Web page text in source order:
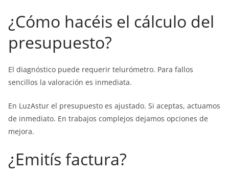
¿Cómo hacéis el cálculo del
presupuesto?
El diagnóstico puede requerir telurómetro. Para fallos
sencillos la valoración es inmediata.
En LuzAstur el presupuesto es ajustado. Si aceptas, actuamos
de inmediato. En trabajos complejos dejamos opciones de
mejora.
¿Emitís factura?